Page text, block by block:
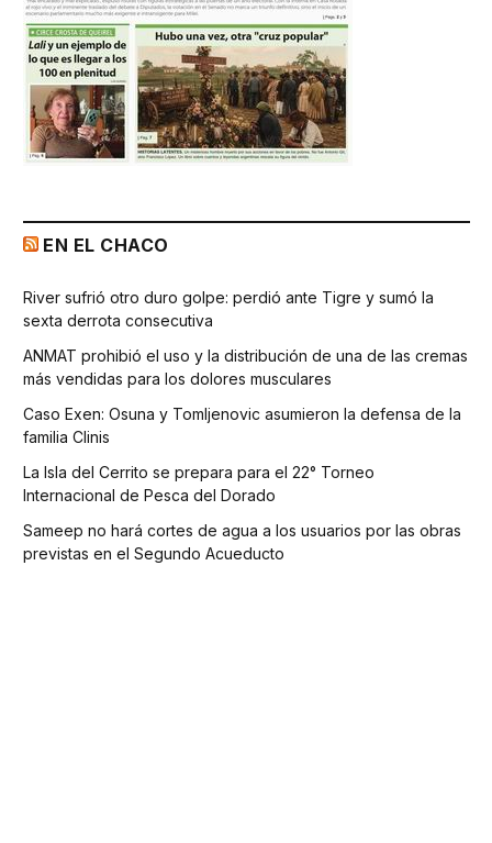
EN EL CHACO
River sufrió otro duro golpe: perdió ante Tigre y sumó la
sexta derrota consecutiva
ANMAT prohibió el uso y la distribución de una de las cremas
más vendidas para los dolores musculares
Caso Exen: Osuna y Tomljenovic asumieron la defensa de la
familia Clinis
La Isla del Cerrito se prepara para el 22° Torneo
Internacional de Pesca del Dorado
Sameep no hará cortes de agua a los usuarios por las obras
previstas en el Segundo Acueducto